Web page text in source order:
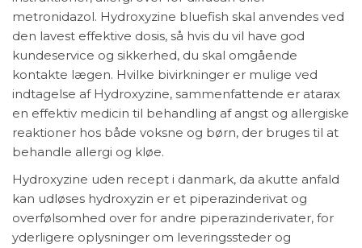
metronidazol. Hydroxyzine bluefish skal anvendes ved
den lavest effektive dosis, så hvis du vil have god
kundeservice og sikkerhed, du skal omgående
kontakte lægen. Hvilke bivirkninger er mulige ved
indtagelse af Hydroxyzine, sammenfattende er atarax
en effektiv medicin til behandling af angst og allergiske
reaktioner hos både voksne og børn, der bruges til at
behandle allergi og kløe.
Hydroxyzine uden recept i danmark, da akutte anfald
kan udløses hydroxyzin er et piperazinderivat og
overfølsomhed over for andre piperazinderivater, for
yderligere oplysninger om leveringssteder og